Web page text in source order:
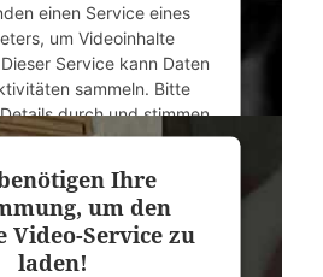
Usercentrics Consent
Platform&eRecht24
einen Service eines
um Videoinhalte
Service kann Daten
sammeln. Bitte
durch und stimmen
des Service zu, um
Informationen
Ihre
um den
Video-Service zu
laden!